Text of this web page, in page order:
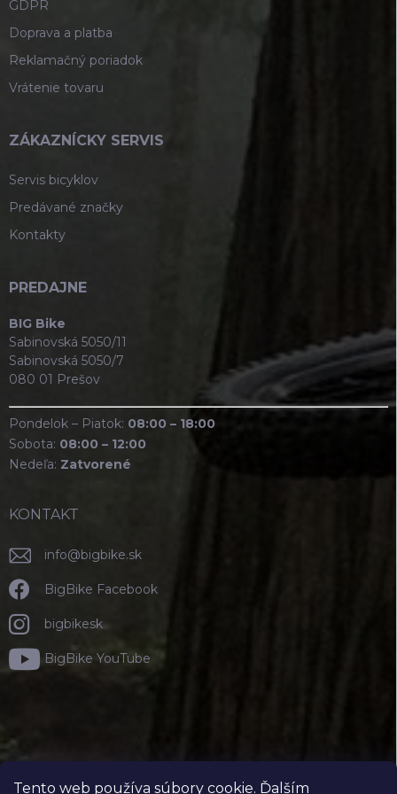
Tento web používa súbory cookie. Ďalším
GDPR
Doprava a platba
Reklamačný poriadok
Vrátenie tovaru
ZÁKAZNÍCKY SERVIS
Servis bicyklov
Predávané značky
Kontakty
PREDAJNE
BIG Bike
Sabinovská 5050/11
Sabinovská 5050/7
080 01 Prešov
Pondelok – Piatok: 08:00 – 18:00
Sobota: 08:00 – 12:00
Nedeľa: Zatvorené
KONTAKT
info@bigbike.sk
BigBike Facebook
bigbikesk
BigBike YouTube